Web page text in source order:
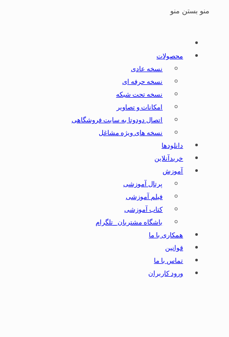
منو بستن منو
محصولات
نسخه عادی
نسخه حرفه ای
نسخه تحت شبکه
امکانات و تصاویر
اتصال دودوتا به سایت فروشگاهی
نسخه های ویژه مشاغل
دانلودها
خریدآنلاین
آموزش
پرتال آموزشی
فیلم آموزشی
کتاب آموزشی
باشگاه مشتریان _تلگرام
همکاری با ما
قوانین
تماس با ما
ورود کاربران